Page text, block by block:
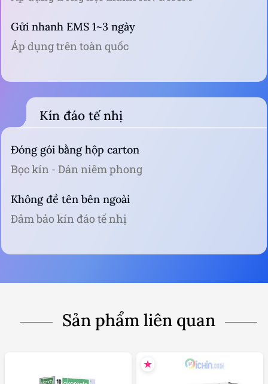
Gửi nhanh EMS 1~3 ngày
Áp dụng trên toàn quốc
Kín đáo tế nhị
Đóng gói bằng hộp carton
Bọc kín - Dán niêm phong
Không đề tên bên ngoài
Đảm bảo kín đáo tế nhị
Sản phẩm liên quan